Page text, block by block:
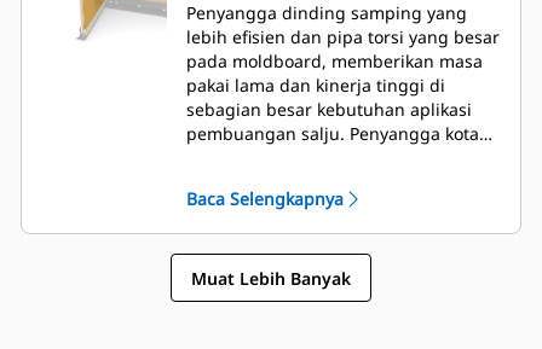
Penyangga dinding samping yang
lebih efisien dan pipa torsi yang besar
pada moldboard, memberikan masa
pakai lama dan kinerja tinggi di
sebagian besar kebutuhan aplikasi
pembuangan salju. Penyangga kotak
di papan cetak selain memberikan
topangan yang sempurna pada
bagian dorong luar.
Baca Selengkapnya
Muat Lebih Banyak